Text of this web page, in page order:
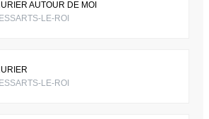
AUTOUR DE MOI
LE-ROI
LE-ROI